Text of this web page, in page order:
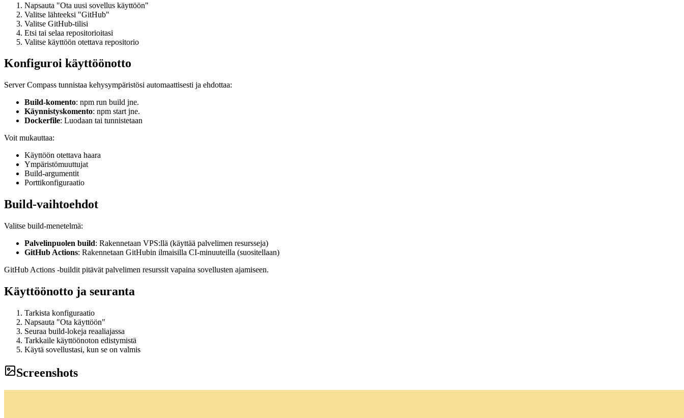
Napsauta "Ota uusi sovellus käyttöön"
Valitse lähteeksi "GitHub"
Valitse GitHub-tilisi
Etsi tai selaa repositorioitasi
Valitse käyttöön otettava repositorio
Konfiguroi käyttöönotto
Server Compass tunnistaa kehysympäristösi automaattisesti ja ehdottaa:
Build-komento: npm run build jne.
Käynnistyskomento: npm start jne.
Dockerfile: Luodaan tai tunnistetaan
Voit mukauttaa:
Käyttöön otettava haara
Ympäristömuuttujat
Build-argumentit
Porttikonfiguraatio
Build-vaihtoehdot
Valitse build-menetelmä:
Palvelinpuolen build: Rakennetaan VPS:llä (käyttää palvelimen resursseja)
GitHub Actions: Rakennetaan GitHubin ilmaisilla CI-minuuteilla (suositellaan)
GitHub Actions -buildit pitävät palvelimen resurssit vapaina sovellusten ajamiseen.
Käyttöönotto ja seuranta
Tarkista konfiguraatio
Napsauta "Ota käyttöön"
Seuraa build-lokeja reaaliajassa
Tarkkaile käyttöönoton edistymistä
Käytä sovellustasi, kun se on valmis
Screenshots